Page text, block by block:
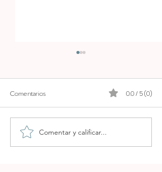
Comentarios 0.0 / 5 (0)
Comentar y calificar...